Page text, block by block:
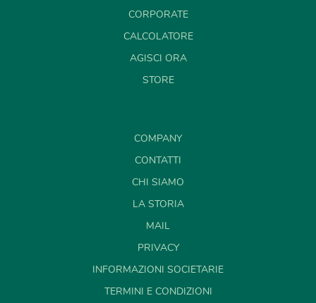
CORPORATE
CALCOLATORE
AGISCI ORA
STORE
COMPANY
CONTATTI
CHI SIAMO
LA STORIA
MAIL
PRIVACY
INFORMAZIONI SOCIETARIE
TERMINI E CONDIZIONI